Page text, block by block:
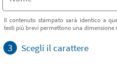
Il contenuto stampato sarà identico a
testi più brevi permettono una
3 Scegli il carattere